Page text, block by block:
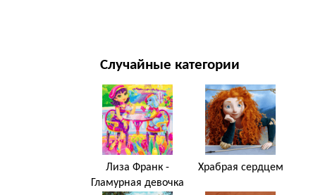
Случайные категории
Лиза Франк -
Гламурная девочка
Храбрая сердцем